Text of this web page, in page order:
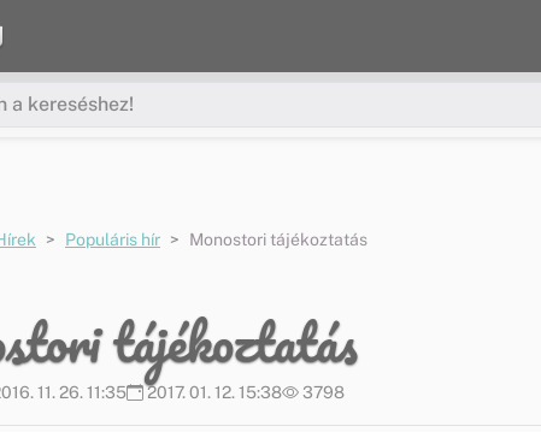
Populáris hír Monostori tájékoztatás
tájékoztatás
11. 26. 11:35 2017. 01. 12. 15:38 3798